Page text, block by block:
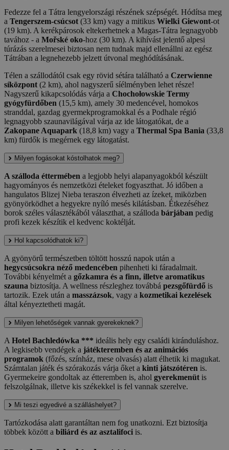
Fedezze fel a Tátra lengyelországi részének szépségét. Hódítsa meg
a Tengerszem-csúcsot (33 km) vagy a mitikus Wielki Giewont-ot
(19 km). A kerékpárosok eltekerhetnek a Magas-Tátra legnagyobb
tavához - a Mořské oko-hoz (30 km). A kihívást jelentő alpesi
túrázás szerelmesei biztosan nem tudnak majd ellenállni az egész
Tátrában a legnehezebb jelzett útvonal meghódításának.
Télen a szállodától csak egy rövid sétára található a Czerwienne
síközpont (2 km), ahol nagyszerű síélményben lehet része!
Nagyszerű kikapcsolódás várja a Chochołowskie Termy
gyógyfürdőben (15,5 km), amely 30 medencével, homokos
stranddal, gazdag gyermekprogramokkal és a Podhale régió
legnagyobb szaunavilágával várja az ide látogatókat, de a
Zakopane Aquapark (18,8 km) vagy a Thermal Spa Bania (33,8
km) fürdők is megérnek egy látogatást.
Milyen fogásokat kóstolhatok meg?
A szálloda éttermében a legjobb helyi alapanyagokból készült
hagyományos és nemzetközi ételeket fogyaszthat. Jó időben a
hangulatos Blizej Nieba teraszon élvezheti az ízeket, miközben
gyönyörködhet a hegyekre nyíló mesés kilátásban. Étkezéséhez
borok széles választékából választhat, a szálloda bárjában pedig
profi kezek készítik el kedvenc koktélját.
Hol kapcsolódhatok ki?
A gyönyörű természetben töltött hosszú napok után a
hegycsúcsokra néző medencében pihenheti ki fáradalmait.
További kényelmét a gőzkamra és a finn, illetve aromatikus
szauna biztosítja. A wellness részleghez továbbá pezsgőfürdő is
tartozik. Ezek után a masszázsok, vagy a kozmetikai kezelések
által kényeztetheti magát.
Milyen lehetőségek vannak gyerekeknek?
A Hotel Bachledówka *** ideális hely egy családi kiránduláshoz.
A legkisebb vendégek a játékteremben és az animációs
programok (főzés, színház, mese olvasás) alatt élhetik ki magukat.
Számtalan játék és szórakozás várja őket a kinti játszótéren is.
Gyermekeire gondoltak az étteremben is, ahol gyerekmenüt is
felszolgálnak, illetve kis székekkel is fel vannak szerelve.
Mi teszi egyedivé a szálláshelyet?
Tartózkodása alatt garantáltan nem fog unatkozni. Ezt biztosítja
többek között a biliárd és az asztalifoci is.